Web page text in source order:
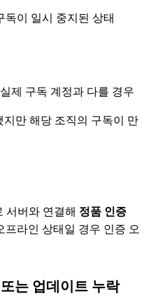
독이 일시 중지된 상태
제 구독 계정과 다를 경우
만 해당 조직의 구독이 만
버와 연결해 정품 인증
프라인 상태일 경우 인증 오
는 업데이트 누락